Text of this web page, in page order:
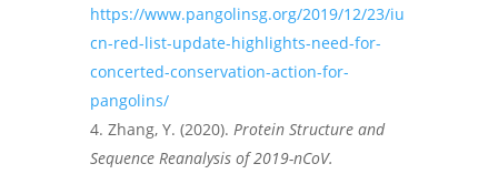
https://www.pangolinsg.org/2019/12/23/iu
cn-red-list-update-highlights-need-for-
concerted-conservation-action-for-
pangolins/
Zhang, Y. (2020). Protein Structure and
Sequence Reanalysis of 2019-nCoV.